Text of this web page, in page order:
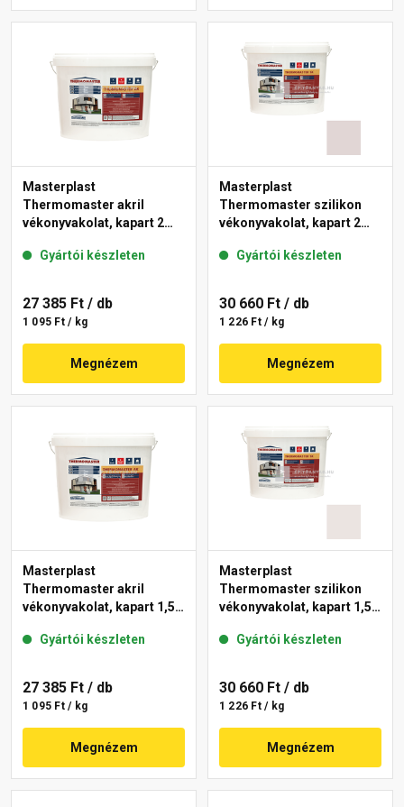
Masterplast
Thermomaster akril
vékonyvakolat, kapart 2
Gyártói készleten
27 385 Ft / db
1 095 Ft / kg
Megnézem
Masterplast
Thermomaster szilikon
vékonyvakolat, kapart 2
Gyártói készleten
30 660 Ft / db
1 226 Ft / kg
Megnézem
Masterplast
Thermomaster akril
vékonyvakolat, kapart 1,5
Gyártói készleten
27 385 Ft / db
1 095 Ft / kg
Megnézem
Masterplast
Thermomaster szilikon
vékonyvakolat, kapart 1,5
Gyártói készleten
30 660 Ft / db
1 226 Ft / kg
Megnézem